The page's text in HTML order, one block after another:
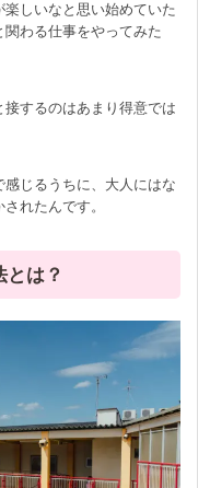
しいなと思い始めていた
わる仕事をやってみた
するのはあまり得意では
じるうちに、大人にはな
れたんです。
は？